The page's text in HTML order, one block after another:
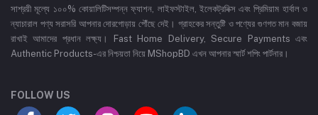
সাশ্রয়ী মূল্যে ১০০% কোয়ালিটিসম্পন্ন ফ্যাশন, লাইফস্টাইল, ইলেকট্রনিক্স এবং প্রিমিয়াম হার্বাল ও
ন্যাচারাল পণ্য সরাসরি আপনার দোরগোড়ায় পৌঁছে দেই। গ্রাহকের সন্তুষ্টি ও পণ্যের গুণগত মান বজায়
রাখাই আমাদের প্রধান লক্ষ্য। Fast Home Delivery, Secure Payments এবং
Authentic Products-এর নিশ্চয়তা নিয়ে MShopBD এখন আপনার স্মার্ট শপিং পার্টনার।
FOLLOW US